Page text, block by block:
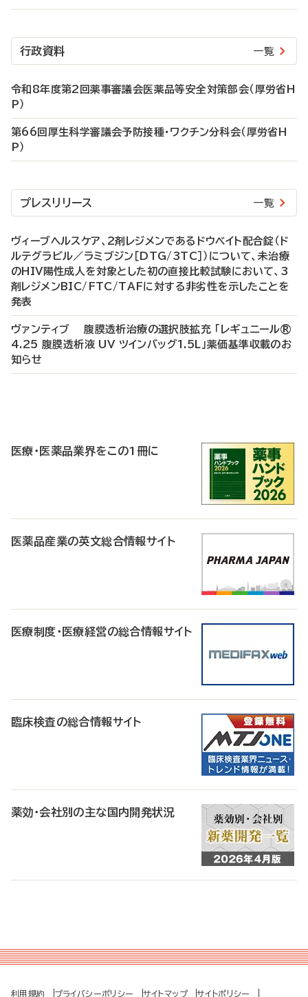
行政資料 一覧
令和8年度第2回薬事審議会医薬品等安全対策部会（厚労省H
P）
第66回厚生科学審議会予防接種・ワクチン分科会（厚労省H
P）
プレスリリース 一覧
ヴィーブヘルスケア、2剤レジメンであるドウベイト配合錠（ド
ルテグラビル／ラミブジン［DTG/3TC］）について、未治療
のHIV陽性成人を対象とした初の直接比較試験において、3
剤レジメンBIC/FTC/TAFに対する非劣性を示したことを
発表
ヴァンティブ 腹膜透析治療の選択肢拡充 「レギュニール®
4.25 腹膜透析液 UV ツインバッグ1.5L」薬価基準収載のお
知らせ
医療・医薬品業界をこの1冊に
医薬品産業の英文総合情報サイト
医療制度・医療経営の総合情報サイト
臨床検査の総合情報サイト
薬効・会社別の主な国内開発状況
利用規約 プライバシーポリシー サイトマップ サイトポリシー